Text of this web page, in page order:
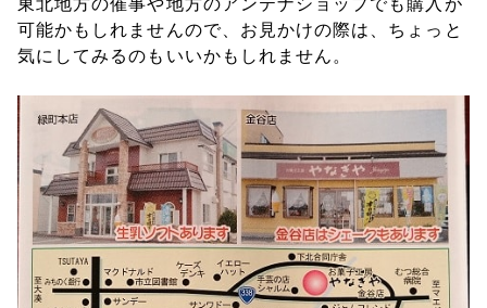
東北地方の催事や地方のアンテナショップでも購入が
可能かもしれませんので、お見かけの際は、ちょっと
気にしてみるのもいいかもしれません。